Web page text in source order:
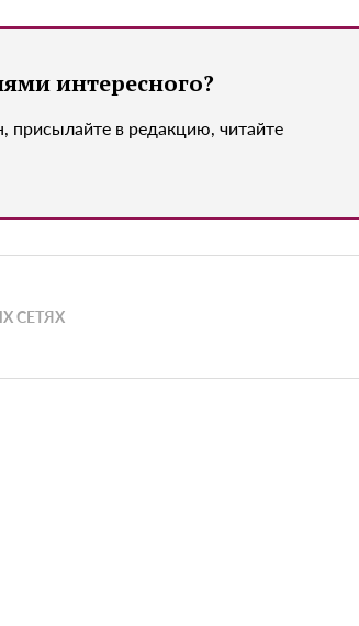
интересного?
присылайте в редакцию, читайте
СЕТЯХ